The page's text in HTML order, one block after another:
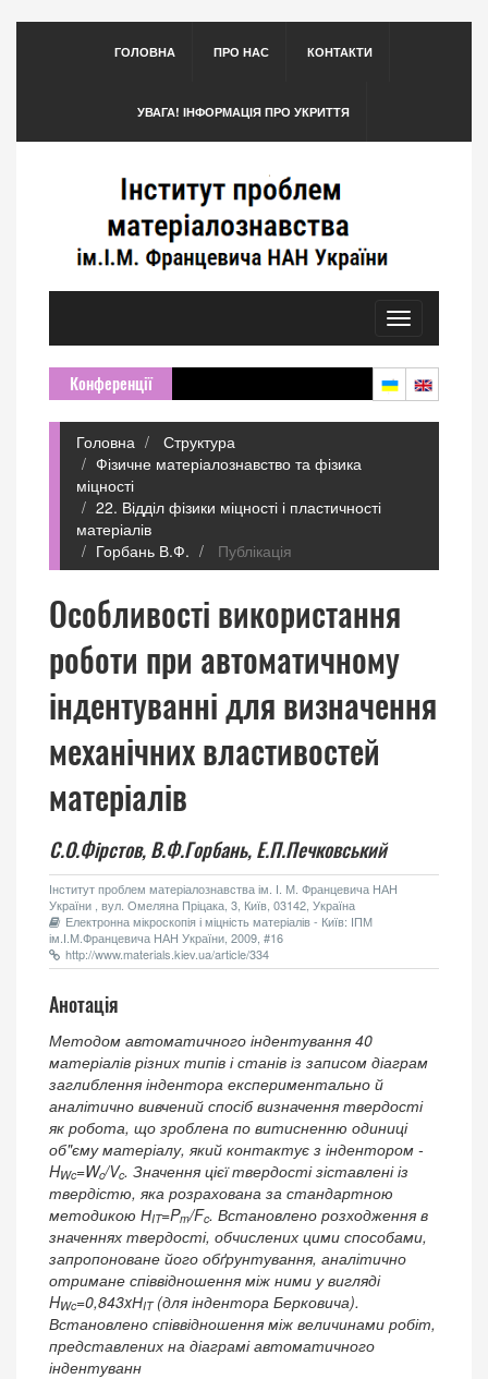
ГОЛОВНА ПРО НАС КОНТАКТИ
УВАГА! ІНФОРМАЦІЯ ПРО УКРИТТЯ
Toggle
navigation
Конференції
Головна
Структура
Фізичне матеріалознавство та фізика
міцності
22. Відділ фізики міцності і пластичності
матеріалів
Горбань В.Ф.
Публікація
Особливості використання
роботи при автоматичному
індентуванні для визначення
механічних властивостей
матеріалів
С.О.Фірстов, В.Ф.Горбань, Е.П.Печковський
Інститут проблем матеріалознавства ім. І. М. Францевича НАН
України , вул. Омеляна Пріцака, 3, Київ, 03142, Україна
Електронна мікроскопія і міцність матеріалів - Київ: ІПМ
ім.І.М.Францевича НАН України, 2009, #16
http://www.materials.kiev.ua/article/334
Анотація
Методом автоматичного індентування 40
матеріалів різних типів і станів із записом діаграм
заглиблення індентора експериментально й
аналітично вивчений спосіб визначення твердості
як робота, що зроблена по витисненню одиниці
об"єму матеріалу, який контактує з індентором -
HWc=Wc/Vc. Значення цієї твердості зіставлені із
твердістю, яка розрахована за стандартною
методикою НIT=Pm/Fc. Встановлено розходження в
значеннях твердості, обчислених цими способами,
запропоноване його обґрунтування, аналітично
отримане співвідношення між ними у вигляді
HWc=0,843xНIT(для індентора Берковича).
Встановлено співвідношення між величинами робіт,
представлених на діаграмі автоматичного
індентуванн